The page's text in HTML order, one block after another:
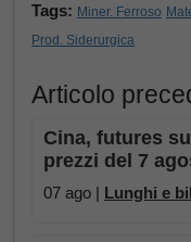
Tags: Miner. Ferroso
Prod. Siderurgica
Articolo
Cina, futures
prezzi del 7
07 ago | Lunghi e